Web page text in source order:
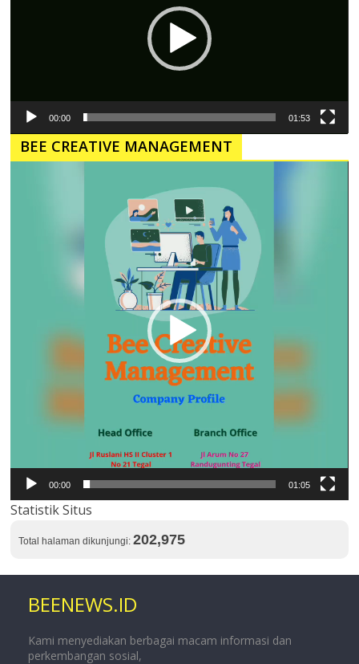
00:00 01:53
BEE CREATIVE MANAGEMENT
00:00 01:05
Statistik Situs
Total halaman dikunjungi:202,975
BEENEWS.ID
Kami menyediakan berbagai macam informasi dan
perkembangan sosial,